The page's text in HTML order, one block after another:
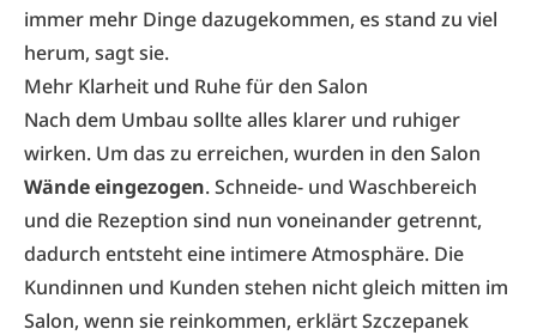
immer mehr Dinge dazugekommen, es stand zu viel
herum, sagt sie.
Mehr Klarheit und Ruhe für den Salon
Nach dem Umbau sollte alles klarer und ruhiger
wirken. Um das zu erreichen, wurden in den Salon
Wände eingezogen. Schneide- und Waschbereich
und die Rezeption sind nun voneinander getrennt,
dadurch entsteht eine intimere Atmosphäre. Die
Kundinnen und Kunden stehen nicht gleich mitten im
Salon, wenn sie reinkommen, erklärt Szczepanek